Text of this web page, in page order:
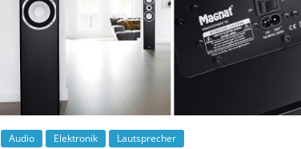
Audio Elektronik Lautsprecher